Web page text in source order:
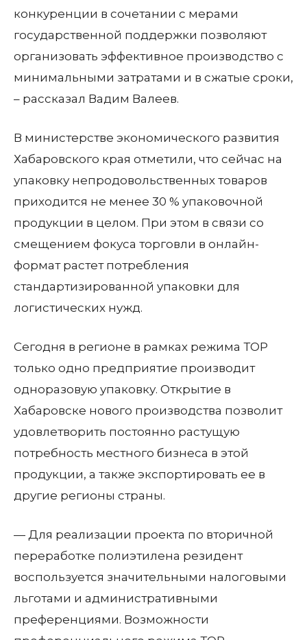
конкуренции в сочетании с мерами
государственной поддержки позволяют
организовать эффективное производство с
минимальными затратами и в сжатые сроки,
– рассказал Вадим Валеев.
В министерстве экономического развития
Хабаровского края отметили, что сейчас на
упаковку непродовольственных товаров
приходится не менее 30 % упаковочной
продукции в целом. При этом в связи со
смещением фокуса торговли в онлайн-
формат растет потребления
стандартизированной упаковки для
логистических нужд.
Сегодня в регионе в рамках режима ТОР
только одно предприятие производит
одноразовую упаковку. Открытие в
Хабаровске нового производства позволит
удовлетворить постоянно растущую
потребность местного бизнеса в этой
продукции, а также экспортировать ее в
другие регионы страны.
— Для реализации проекта по вторичной
переработке полиэтилена резидент
воспользуется значительными налоговыми
льготами и административными
преференциями. Возможности